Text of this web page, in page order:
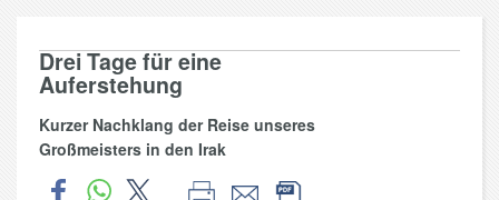
Drei Tage für eine
Auferstehung
Kurzer Nachklang der Reise unseres
Großmeisters in den Irak